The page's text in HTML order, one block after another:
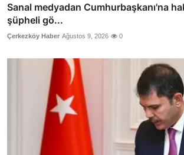
Sanal medyadan Cumhurbaşkanı'na
şüpheli gö...
Çerkezköy Haber Ağustos 9, 2026 0